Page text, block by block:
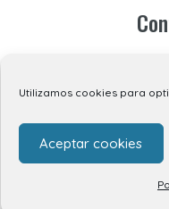
Utilizamos cookies para
Aceptar cookiesTu